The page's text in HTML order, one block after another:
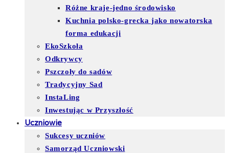
Różne kraje-jedno środowisko
Kuchnia polsko-grecka jako nowatorska
forma edukacji
EkoSzkoła
Odkrywcy
Pszczoły do sadów
Tradycyjny Sad
InstaLing
Inwestując w Przyszłość
Uczniowie
Sukcesy uczniów
Samorząd Uczniowski